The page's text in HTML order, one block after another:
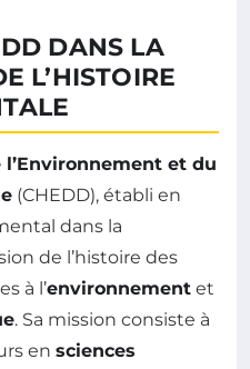
DANS LA
L’HISTOIRE
l’Environnement et du
(CHEDD), établi en
dans la
de l’histoire des
à l’environnement et
. Sa mission consiste à
en sciences